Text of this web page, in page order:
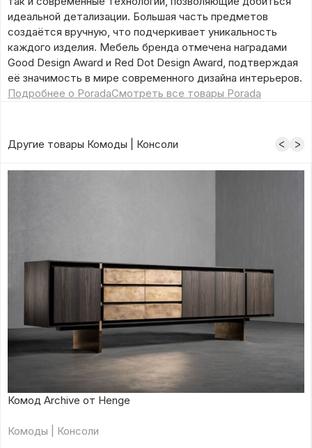
идеальной детализации. Большая часть предметов
создаётся вручную, что подчеркивает уникальность
каждого изделия. Мебель бренда отмечена наградами
Good Design Award и Red Dot Design Award, подтверждая
её значимость в мире современного дизайна интерьеров.
Подробнее о PoradaСмотреть все товары Porada
Другие товары Комоды | Консоли
Комод Archive от Henge
Комоды | Консоли